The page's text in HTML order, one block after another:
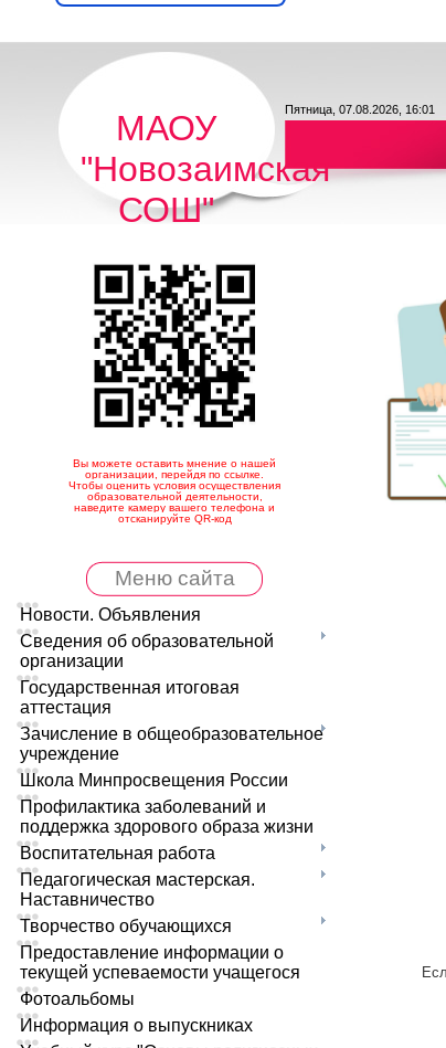
МАОУ
"Новозаимская
СОШ"
Пятница, 07.08.2026, 16:01
Вы можете оставить мнение о нашей
организации, перейдя по ссылке.
Чтобы оценить условия осуществления
образовательной деятельности,
наведите камеру вашего телефона и
отсканируйте QR-код
Меню сайта
Новости. Объявления
Сведения об образовательной
организации
Государственная итоговая
аттестация
Зачисление в общеобразовательное
учреждение
Школа Минпросвещения России
Профилактика заболеваний и
поддержка здорового образа жизни
Воспитательная работа
Педагогическая мастерская.
Наставничество
Творчество обучающихся
Предоставление информации о
текущей успеваемости учащегося
Фотоальбомы
Информация о выпускниках